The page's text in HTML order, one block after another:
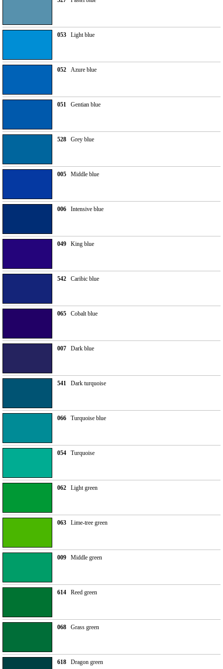
053 Light blue
052 Azure blue
051 Gentian blue
528 Grey blue
005 Middle blue
006 Intensive blue
049 King blue
542 Caribic blue
065 Cobalt blue
007 Dark blue
541 Dark turquoise
066 Turquoise blue
054 Turquoise
062 Light green
063 Lime-tree green
009 Middle green
614 Reed green
068 Grass green
618 Dragon green